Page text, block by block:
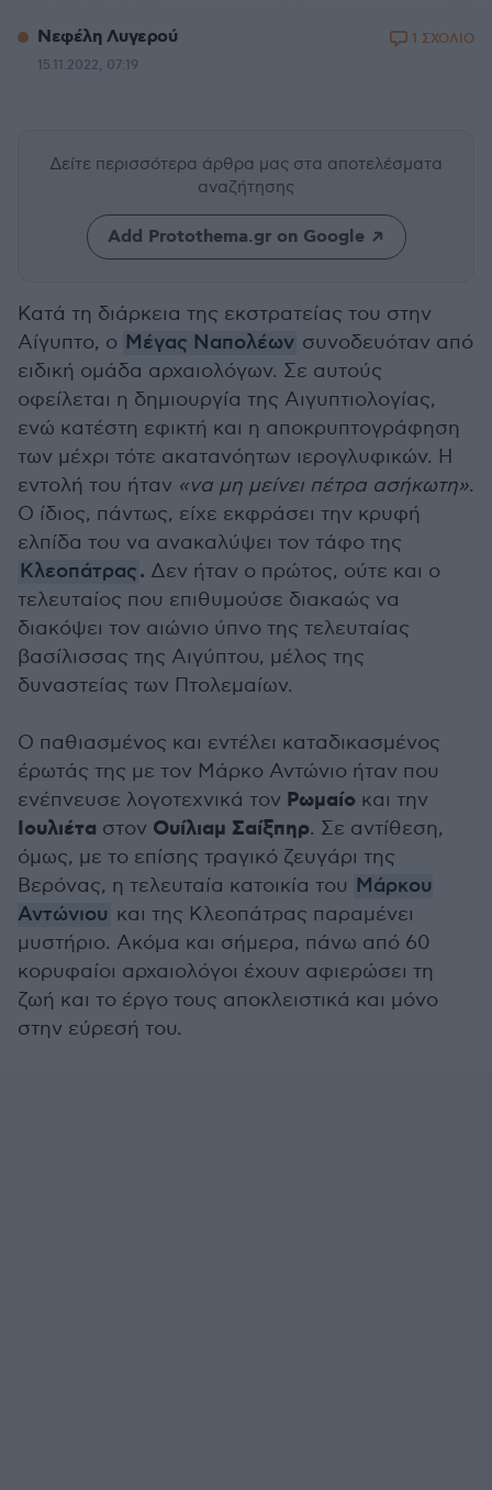
Νεφέλη Λυγερού
15.11.2022, 07:19
1 ΣΧΟΛΙΟ
Δείτε περισσότερα άρθρα μας στα αποτελέσματα
αναζήτησης
Add Protothema.gr on Google
Κατά τη διάρκεια της εκστρατείας του στην
Αίγυπτο, ο Μέγας Ναπολέων συνοδευόταν από
ειδική ομάδα αρχαιολόγων. Σε αυτούς
οφείλεται η δημιουργία της Αιγυπτιολογίας,
ενώ κατέστη εφικτή και η αποκρυπτογράφηση
των μέχρι τότε ακατανόητων ιερογλυφικών. Η
εντολή του ήταν «να μη μείνει πέτρα ασήκωτη».
Ο ίδιος, πάντως, είχε εκφράσει την κρυφή
ελπίδα του να ανακαλύψει τον τάφο της
Κλεοπάτρας. Δεν ήταν ο πρώτος, ούτε και ο
τελευταίος που επιθυμούσε διακαώς να
διακόψει τον αιώνιο ύπνο της τελευταίας
βασίλισσας της Αιγύπτου, μέλος της
δυναστείας των Πτολεμαίων.
Ο παθιασμένος και εντέλει καταδικασμένος
έρωτάς της με τον Μάρκο Αντώνιο ήταν που
ενέπνευσε λογοτεχνικά τον Ρωμαίο και την
Ιουλιέτα στον Ουίλιαμ Σαίξπηρ. Σε αντίθεση,
όμως, με το επίσης τραγικό ζευγάρι της
Βερόνας, η τελευταία κατοικία του Μάρκου
Αντώνιου και της Κλεοπάτρας παραμένει
μυστήριο. Ακόμα και σήμερα, πάνω από 60
κορυφαίοι αρχαιολόγοι έχουν αφιερώσει τη
ζωή και το έργο τους αποκλειστικά και μόνο
στην εύρεσή του.